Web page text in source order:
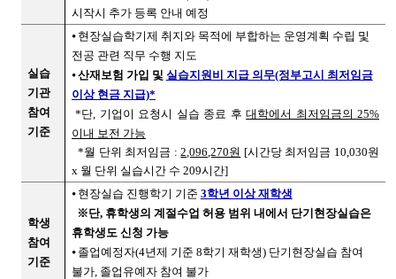
시작시 추가 등록 안내 예정
실습
기관
참여
기준
⦁ 현장실습학기제 취지와 목적에 부합하는 운영계획 수립 및
전공 관련 직무 수행 지도
⦁산재보험 가입 및 실습지원비 지급 의무(정부고시 최저임금
이상 현금 지급)*
*단, 기업이 요청시 실습 종료 후대학에서 최저임금의 25%
이내 보전 가능
*월 단위 최저임금 :2,096,270원 [시간당 최저임금 10,030원
x 월 단위 실습시간 수 209시간]
학생
참여
기준
⦁ 현장실습 진행학기 기준 3학년 이상 재학생
※단, 휴학생의 계절수업 허용 범위 내에서 단기현장실습은
휴학생도 신청 가능
⦁ 졸업예정자(4년제 기준 8학기 재학생) 단기현장실습 참여
불가, 졸업유예자 참여 불가